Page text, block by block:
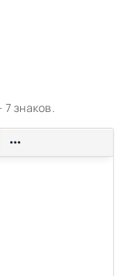
знаков.